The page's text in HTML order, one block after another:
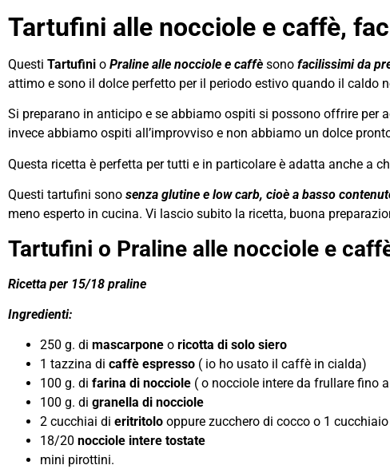
Tartufini alle nocciole e caffè,
Questi Tartufini o Praline alle nocciole e caffè sono facilissimi da
attimo e sono il dolce perfetto per il periodo estivo quando il caldo
Si preparano in anticipo e se abbiamo ospiti si possono offrire per
invece abbiamo ospiti all’improvviso e non abbiamo un dolce
Questa ricetta è perfetta per tutti e in particolare è adatta anche a
Questi tartufini sono senza glutine e low carb, cioè a basso
meno esperto in cucina. Vi lascio subito la ricetta, buona
Tartufini o Praline alle nocciole e
Ricetta per 15/18 praline
Ingredienti:
250 g. di mascarpone o ricotta di solo siero
1 tazzina di caffè espresso ( io ho usato il caffè in cialda)
100 g. di farina di nocciole ( o nocciole intere da frullare fino
100 g. di granella di nocciole
2 cucchiai di eritritolo oppure zucchero di cocco o 1
18/20 nocciole intere tostate
mini pirottini.